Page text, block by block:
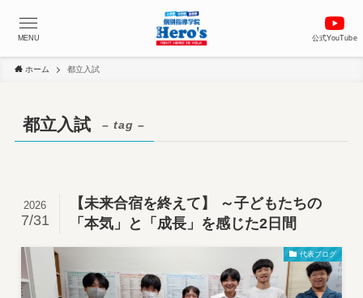
公式YouTube
MENU
ホーム 都立入試
都立入試 – tag –
【未来合宿を終えて】 ～子どもたちの
「本気」と「成長」を感じた2日間
2026
7/31
代表ブログ